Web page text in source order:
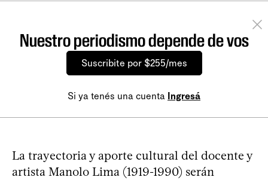
Nuestro periodismo depende de vos
Suscribite por $255/mes
Si ya tenés una cuenta Ingresá
La trayectoria y aporte cultural del docente y
artista Manolo Lima (1919-1990) serán